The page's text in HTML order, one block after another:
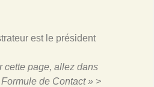
est le président
cette page, allez dans
de Contact » >